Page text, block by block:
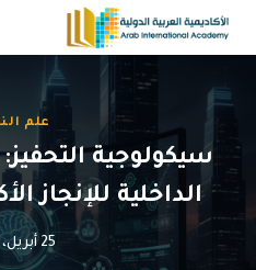
التجاوز
المحتوى
علم
سيكولوجية
الداخلية للإنجاز
25 أبريل، 2026